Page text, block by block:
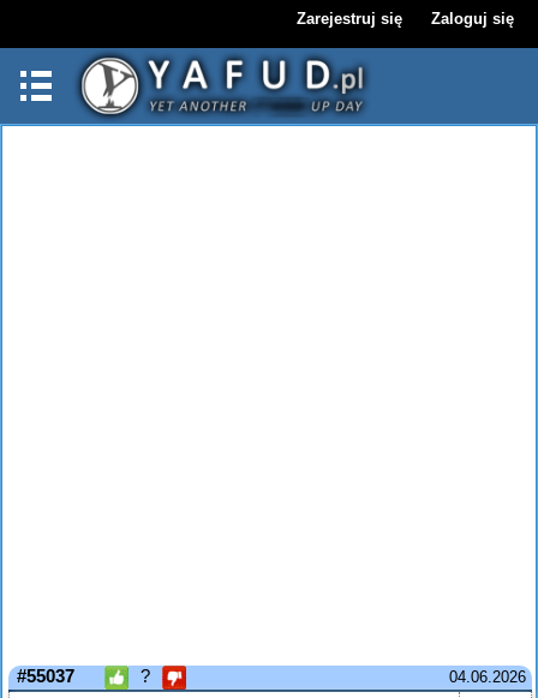
Zarejestruj się Zaloguj się
04.06.2026
#55037 ?